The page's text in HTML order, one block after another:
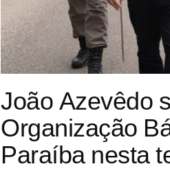
João Azevêdo
Organização
Paraíba nesta